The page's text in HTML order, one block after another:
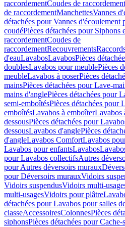
raccordementCoudes de raccordement
de raccordementManchettesVannes
détachées pour Vannes d'écoulement
coudéPièces détachées pour Siphons
raccordementCoudes de
raccordementRecouvrements
d'eauLavabosLavabosPièces
doublesLavabos pour meublePièces
meubleLavabos à poserPièces
mainsPièces détachées pour Lave-
mains d'anglePièces détachées pour
semi-emboîtésPièces détachées pour
emboîtésLavabos à emboîterLavabos
dessousPièces détachées pour
dessousLavabos d'anglePièces
d'angleLavabos ComfortLavabos
Lavabos pour enfantsLavabos
pour Lavabos collectifsAutres
pour Autres déversoirs muraux
pour Déversoirs murauxVidoirs
Vidoirs suspendusVidoirs multi-
multi-usagesVidoirs pour plâtre
détachées pour Lavabos pour salles
classeAccessoiresColonnesPièces
siphonsPièces détachées pour Cache-